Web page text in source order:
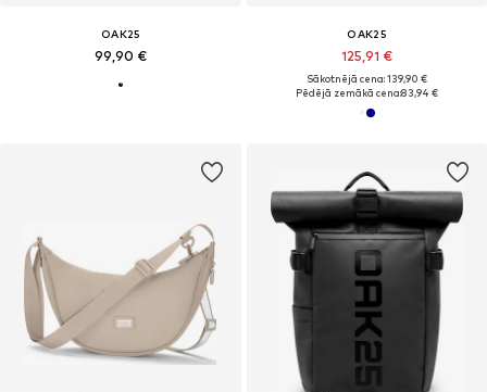
OAK25
99,90 €
OAK25
125,91 €
Sākotnējā cena: 139,90 €
Pēdējā zemākā cena:83,94 €